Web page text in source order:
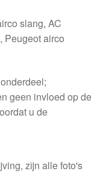
slang, AC
Peugeot airco
geen invloed op de
u de
zijn alle foto's